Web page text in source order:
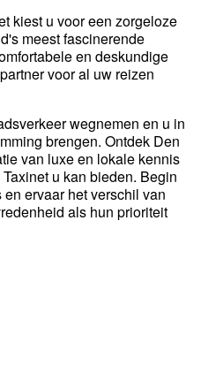
kiest u voor een zorgeloze
meest fascinerende
en deskundige
voor al uw reizen
wegnemen en u in
brengen. Ontdek Den
van luxe en lokale kennis
u kan bieden. Begin
ervaar het verschil van
als hun prioriteit